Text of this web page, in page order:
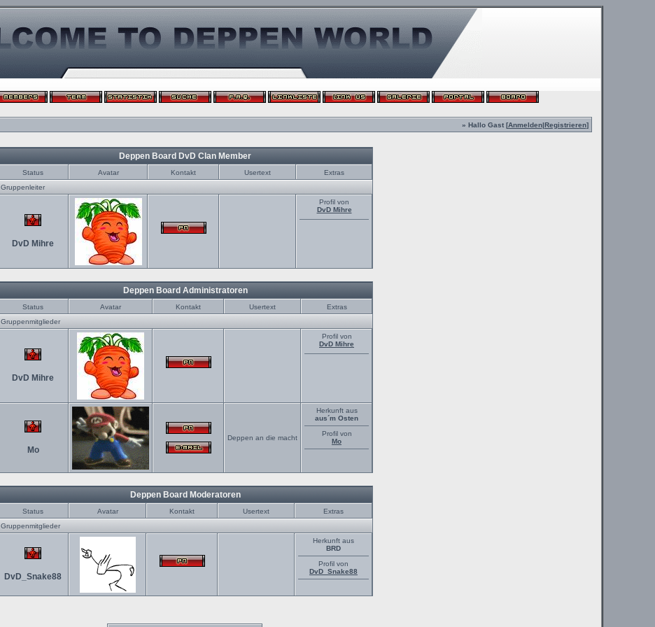
» Hallo Gast [Anmelden|Registrieren]
Deppen Board DvD Clan Member
Status Avatar Kontakt Usertext
Extras
Gruppenleiter
DvD Mihre
Profil von
DvD Mihre
Deppen Board Administratoren
Status Avatar Kontakt Usertext
Extras
Gruppenmitglieder
DvD Mihre
Profil von
DvD Mihre
Mo
Deppen an die macht
Herkunft aus
aus´m Osten
Profil von
Mo
Deppen Board Moderatoren
Status Avatar Kontakt Usertext
Extras
Gruppenmitglieder
DvD_Snake88
Herkunft aus
BRD
Profil von
DvD_Snake88